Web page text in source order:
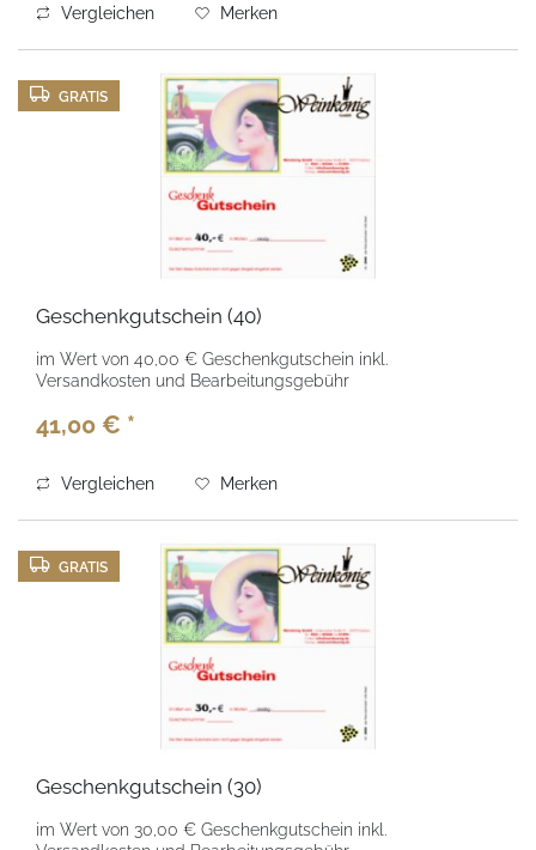
Vergleichen Merken
GRATIS
Geschenkgutschein (40)
im Wert von 40,00 € Geschenkgutschein inkl.
Versandkosten und Bearbeitungsgebühr
41,00 € *
Vergleichen Merken
GRATIS
Geschenkgutschein (30)
im Wert von 30,00 € Geschenkgutschein inkl.